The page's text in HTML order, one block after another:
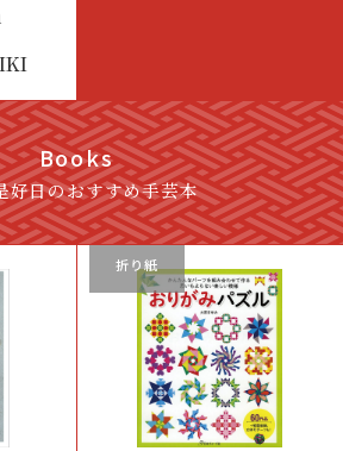
Books
好日のおすすめ手芸本
折り紙